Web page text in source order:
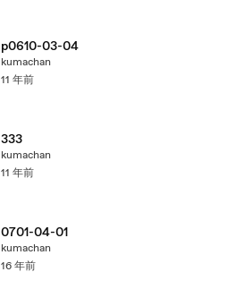
p0610-03-04
kumachan
11 年前
333
kumachan
11 年前
0701-04-01
kumachan
16 年前